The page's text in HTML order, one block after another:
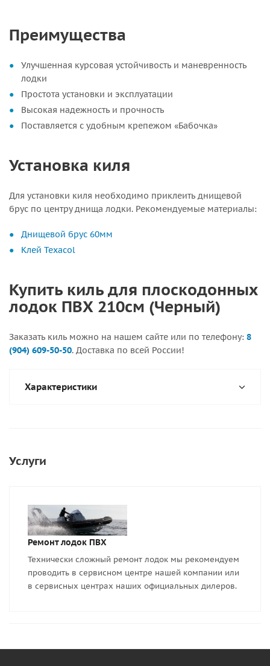
Преимущества
Улучшенная курсовая устойчивость и маневренность
лодки
Простота установки и эксплуатации
Высокая надежность и прочность
Поставляется с удобным крепежом «Бабочка»
Установка киля
Для установки киля необходимо приклеить днищевой
брус по центру днища лодки. Рекомендуемые материалы:
Днищевой брус 60мм
Клей Texacol
Купить киль для плоскодонных
лодок ПВХ 210см (Черный)
Заказать киль можно на нашем сайте или по телефону: 8
(904) 609-50-50. Доставка по всей России!
Характеристики
Услуги
Ремонт лодок ПВХ
Технически сложный ремонт лодок мы рекомендуем
проводить в сервисном центре нашей компании или
в сервисных центрах наших официальных дилеров.